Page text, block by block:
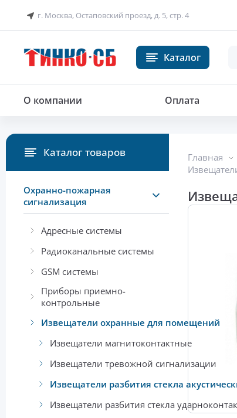
г. Москва, Остаповский проезд, д. 5, стр. 4
Каталог
О компании Оплата
Главная
Каталог товаров
Охранно-пожарная
сигнализация
Адресные системы
Радиоканальные системы
GSM системы
Приборы приемно-
контрольные
Извещатели охранные для помещений
Извещатели магнитоконтактные
Извещатели тревожной сигнализации
Извещатели разбития стекла
Извещатели разбития стекла